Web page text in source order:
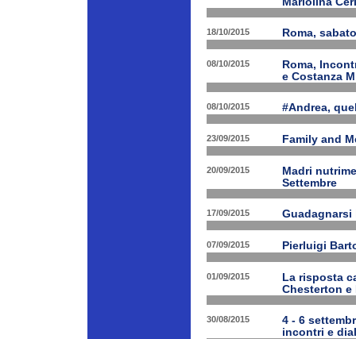
18/10/2015 Roma,
08/10/2015
Roma,
e Costanza
08/10/2015 #Andrea,
23/09/2015 Family and
20/09/2015
Madri
Settembre
17/09/2015
07/09/2015 Pierluigi
01/09/2015
La risposta
Chesterton e
30/08/2015
4 - 6
incontri e